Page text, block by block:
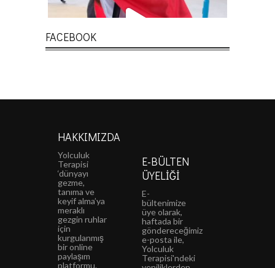
FACEBOOK
HAKKIMIZDA
Yolculuk
Terapisi
‘dünyayı
gezme,
tanıma ve
keyif alma’ya
meraklı
gezgin ruhlar
için
kurgulanmış
bir online
paylaşım
platformu.
E-BÜLTEN
ÜYELIĞI
E-
bültenimize
üye olarak,
haftada bir
göndereceğimiz
e-posta ile,
Yolculuk
Terapisi'ndeki